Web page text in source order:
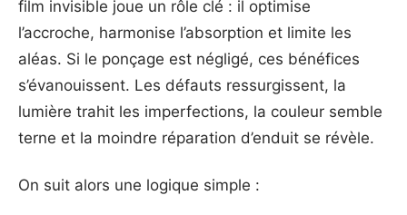
film invisible joue un rôle clé : il optimise
l’accroche, harmonise l’absorption et limite les
aléas. Si le ponçage est négligé, ces bénéfices
s’évanouissent. Les défauts ressurgissent, la
lumière trahit les imperfections, la couleur semble
terne et la moindre réparation d’enduit se révèle.
On suit alors une logique simple :